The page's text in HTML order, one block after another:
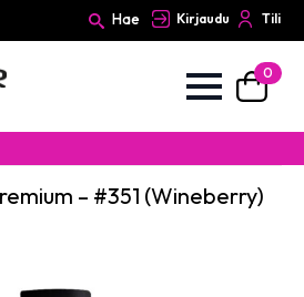
Hae Kirjaudu Tili
0
– #351 (Wineberry)